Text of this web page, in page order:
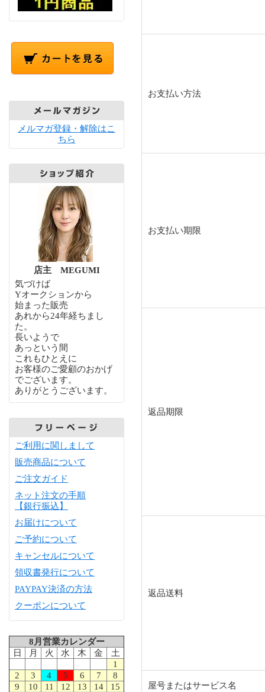
メルマガ登録・解除はこ
ちら
店主 MEGUMI
気づけば
Yオークションから
始まった販売
あれから24年経ちまし
た。
長いようで
あっという間
これもひとえに
お客様のご愛顧のおかげ
でございます。
ありがとうございます。
ご利用に関しまして
販売商品について
ご注文ガイド
ネット注文の手順
【銀行振込】
お届けについて
ご予約について
キャンセルについて
領収書発行について
PAYPAY決済の方法
クーポンについて
8月営業カレンダー
日
月 火 水 木 金
土
1
2
3 4 5 6 7
8
9
10 11 12 13 14
15
お支払い方法
お支払い期限
返品期限
返品送料
屋号またはサービス名